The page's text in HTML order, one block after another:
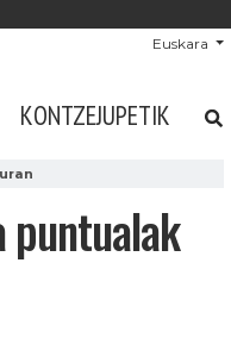
Euskara
KONTZEJUPETIK
puntualak